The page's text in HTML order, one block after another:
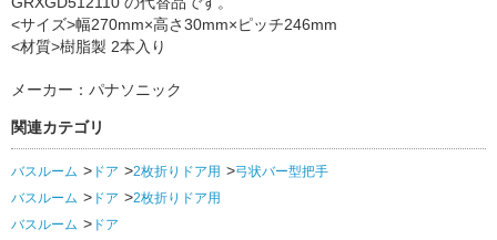
<サイズ>幅270mm×高さ30mm×ピッチ246mm
<材質>樹脂製 2本入り
メーカー：パナソニック
関連カテゴリ
バスルーム ドア 2枚折りドア用
弓状バー型把手
バスルーム
ドア
2枚折りドア用
バスルーム
ドア